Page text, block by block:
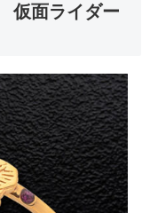
面ライダー